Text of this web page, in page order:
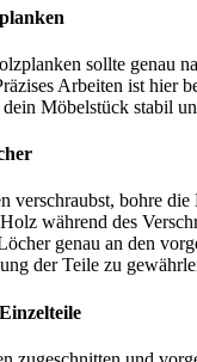
sollte genau
Arbeiten ist hier
dein Möbelstück stabil
verschraubst, bohre
während des
genau an den
der Teile zu